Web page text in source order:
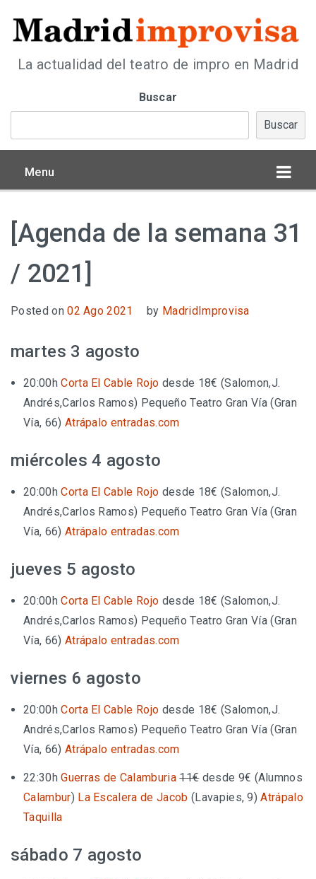
La actualidad del teatro de impro en Madrid
Buscar
Buscar
Menu
[Agenda de la semana 31
/ 2021]
Posted on02 Ago 2021 by MadridImprovisa
martes 3 agosto
20:00h Corta El Cable Rojo desde 18€ (Salomon,J.
Andrés,Carlos Ramos) Pequeño Teatro Gran Vía (Gran
Vía, 66) Atrápalo entradas.com
miércoles 4 agosto
20:00h Corta El Cable Rojo desde 18€ (Salomon,J.
Andrés,Carlos Ramos) Pequeño Teatro Gran Vía (Gran
Vía, 66) Atrápalo entradas.com
jueves 5 agosto
20:00h Corta El Cable Rojo desde 18€ (Salomon,J.
Andrés,Carlos Ramos) Pequeño Teatro Gran Vía (Gran
Vía, 66) Atrápalo entradas.com
viernes 6 agosto
20:00h Corta El Cable Rojo desde 18€ (Salomon,J.
Andrés,Carlos Ramos) Pequeño Teatro Gran Vía (Gran
Vía, 66) Atrápalo entradas.com
22:30h Guerras de Calamburia 11€desde 9€ (Alumnos
Calambur) La Escalera de Jacob (Lavapies, 9) Atrápalo
Taquilla
sábado 7 agosto